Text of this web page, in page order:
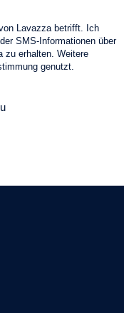
Lavazza betrifft. Ich
SMS-Informationen über
zu erhalten. Weitere
genutzt.